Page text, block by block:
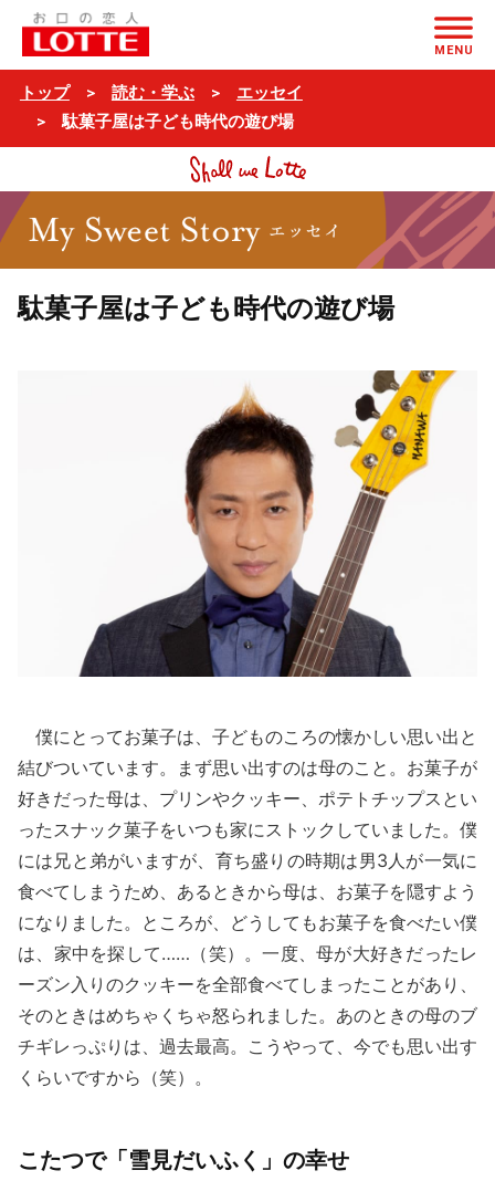
MENU
トップ 読む・学ぶ
エッセイ
駄菓子屋は子ども時代の遊び場
駄菓子屋は子ども時代の遊び場
僕にとってお菓子は、子どものころの懐かしい思い出と
結びついています。まず思い出すのは母のこと。お菓子が
好きだった母は、プリンやクッキー、ポテトチップスとい
ったスナック菓子をいつも家にストックしていました。僕
には兄と弟がいますが、育ち盛りの時期は男3人が一気に
食べてしまうため、あるときから母は、お菓子を隠すよう
になりました。ところが、どうしてもお菓子を食べたい僕
は、家中を探して……（笑）。一度、母が大好きだったレ
ーズン入りのクッキーを全部食べてしまったことがあり、
そのときはめちゃくちゃ怒られました。あのときの母のブ
チギレっぷりは、過去最高。こうやって、今でも思い出す
くらいですから（笑）。
こたつで「雪見だいふく」の幸せ